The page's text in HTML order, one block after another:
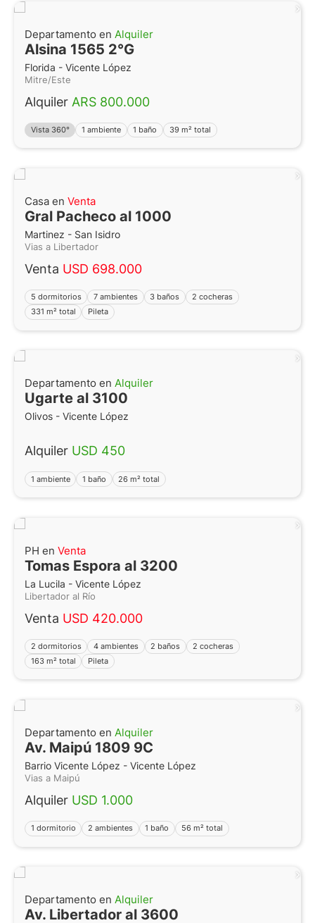
Departamento en Alquiler
Alsina 1565 2°G
Florida - Vicente López
Mitre/Este
Alquiler ARS 800.000
Vista 360° 1 ambiente 1 baño 39 m² total
Casa en Venta
Gral Pacheco al 1000
Martinez - San Isidro
Vias a Libertador
Venta USD 698.000
5 dormitorios 7 ambientes 3 baños
2 cocheras
331 m² total
Pileta
Departamento en Alquiler
Ugarte al 3100
Olivos - Vicente López
Alquiler USD 450
1 ambiente 1 baño 26 m² total
PH en Venta
Tomas Espora al 3200
La Lucila - Vicente López
Libertador al Río
Venta USD 420.000
2 dormitorios 4 ambientes 2 baños
2 cocheras
163 m² total
Pileta
Departamento en Alquiler
Av. Maipú 1809 9C
Barrio Vicente López - Vicente López
Vias a Maipú
Alquiler USD 1.000
1 dormitorio 2 ambientes 1 baño 56 m² total
Departamento en Alquiler
Av. Libertador al 3600